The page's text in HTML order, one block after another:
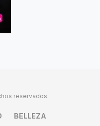
reservados.
BELLEZA